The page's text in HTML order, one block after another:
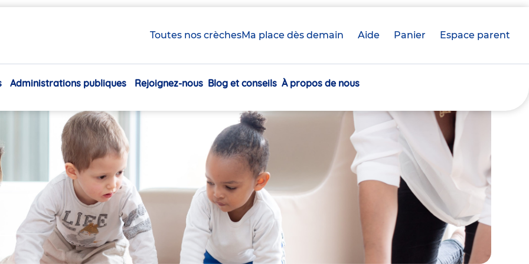
Toutes nos crèchesMa place dès demain Aide Panier crèche(s)
Espace parent
Navigation
Administrations publiques Rejoignez-nous Blog et conseils À propos de nous